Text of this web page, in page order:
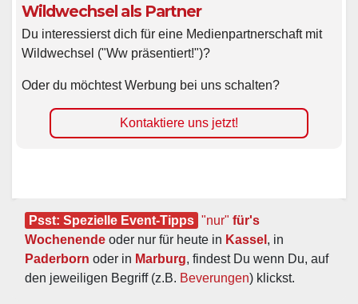
Wildwechsel als Partner
Du interessierst dich für eine Medienpartnerschaft mit
Wildwechsel ("Ww präsentiert!")?
Oder du möchtest Werbung bei uns schalten?
Kontaktiere uns jetzt!
Psst: Spezielle Event-Tipps "nur" für's
Wochenende oder nur für heute in Kassel
Paderborn oder in Marburg, findest Du wenn Du, auf
den jeweiligen Begriff (z.B. Beverungen) klickst.